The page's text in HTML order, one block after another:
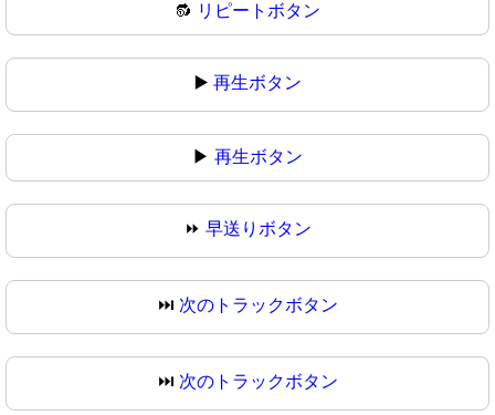
🔂 リピートボタン
▶️ 再生ボタン
▶ 再生ボタン
⏩ 早送りボタン
⏭️ 次のトラックボタン
⏭ 次のトラックボタン